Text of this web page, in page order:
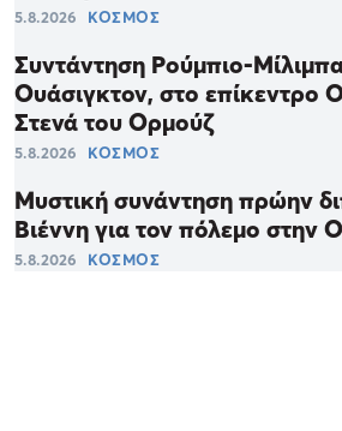
5.8.2026 ΚΟΣΜΟΣ
Συντάντηση Ρούμπιο-
Ουάσιγκτον, στο επίκεντρο
Στενά του Ορμούζ
5.8.2026 ΚΟΣΜΟΣ
Μυστική συνάντηση πρώην
Βιέννη για τον πόλεμο στην
5.8.2026 ΚΟΣΜΟΣ